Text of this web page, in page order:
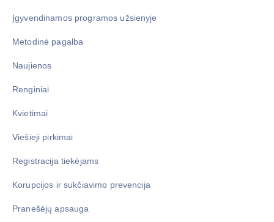
Įgyvendinamos programos užsienyje
Metodinė pagalba
Naujienos
Renginiai
Kvietimai
Viešieji pirkimai
Registracija tiekėjams
Korupcijos ir sukčiavimo prevencija
Pranešėjų apsauga